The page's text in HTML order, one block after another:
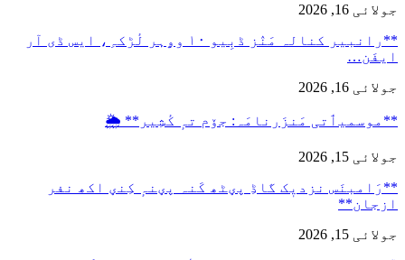
جولائی 16, 2026
**رانبیر کنالہ مَنٛز ڈبِیو ۱۰ وۄہر لٔڑکہِ، ایس ڈی آر
ایفَن…
جولائی 16, 2026
**موسمیٲتی مَنزَرنامَہ: جۆم تہٕ کٔشِیر** 🌦️
جولائی 15, 2026
**رَامبنَس نزدیٖک گاڈِ پؠٹھ کَنہ پؠنہٕ کِنؠ اکھ نفر
ازجان**
جولائی 15, 2026